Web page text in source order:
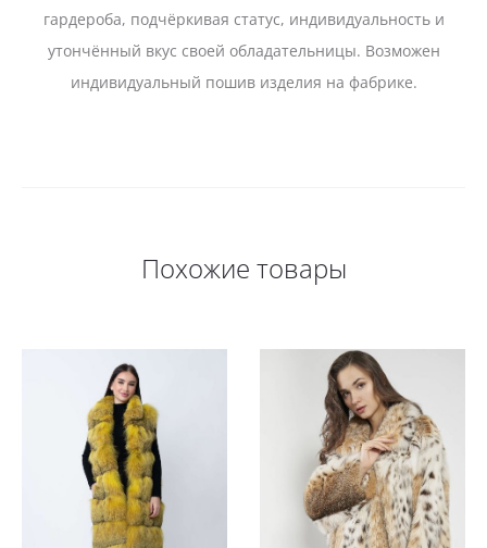
гардероба, подчёркивая статус, индивидуальность и
утончённый вкус своей обладательницы. Возможен
индивидуальный пошив изделия на фабрике.
Похожие товары